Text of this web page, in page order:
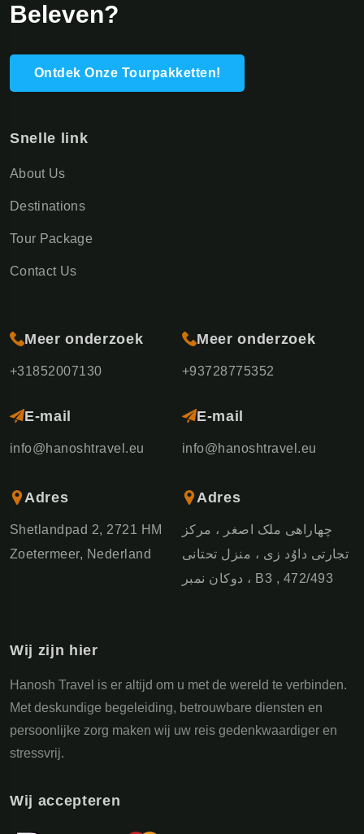
Beleven?
Ontdek Onze Tourpakketten!
Snelle link
About Us
Destinations
Tour Package
Contact Us
Meer onderzoek
+31852007130
E-mail
info@hanoshtravel.eu
Adres
Shetlandpad 2, 2721 HM
Zoetermeer, Nederland
Meer onderzoek
+93728775352
E-mail
info@hanoshtravel.eu
Adres
چهاراهی ملک اصغر ، مرکز
تجارتی داوُد زی ، منزل تحتانی
، دوکان نمبر B3 , 472/493
Wij zijn hier
Hanosh Travel is er altijd om u met de wereld te verbinden.
Met deskundige begeleiding, betrouwbare diensten en
persoonlijke zorg maken wij uw reis gedenkwaardiger en
stressvrij.
Wij accepteren